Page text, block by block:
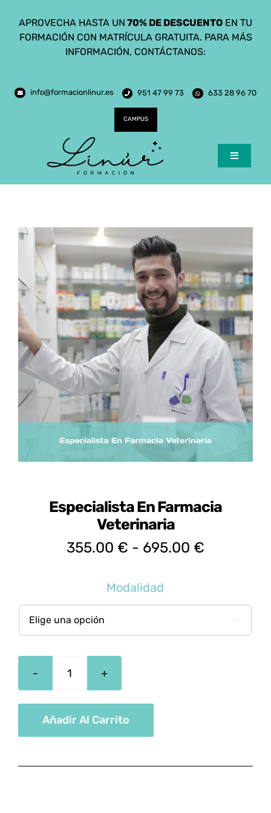
contenido
APROVECHA HASTA UN 70% DE DESCUENTO EN TU
FORMACIÓN CON MATRÍCULA GRATUITA. PARA MÁS
INFORMACIÓN, CONTÁCTANOS:
info@formacionlinur.es 951 47 99 73 633 28 96 70
CAMPUS
Toggle
Inicio
Ciclos Formativos
Certificados de Profesionalidad
Contacto
Especialista En Farmacia
Veterinaria
355.00 € - 695.00 €
hasta
Modalidad
Especialista
Farmacia
Veterinaria
Añadir Al Carrito